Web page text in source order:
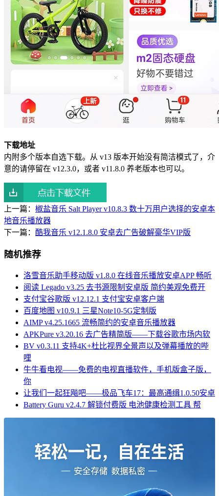
下载地址
内附多个版本自选下载。从 v13 版本开始没有简洁模式了，介
意的请停留在 v12.3.0，或者 v11.8.0 养老版本也可以。
上一篇： 椒盐音乐 Salt Player v10.8.3 数十万用户选择的安卓本
地音乐播放器
下一篇： 酷我音乐 v12.1.8.0 安卓去广告破解豪华VIP版
随机推荐
洛雪音乐助手移动版 v1.8.0 在线音乐播放安卓APP 畅听
阅读 Legado v3.25 去书源限制安卓版 简约美观免费开
支付宝谷歌版 v12.12.1 支付宝安卓客户端
百度地图 v10.9.1 三星Note10-5G定制版
AIMP v4.25.1665 流畅简约的安卓音乐播放器
APKPure v3.20.16 去广告精简版——下载谷歌市场内软
BV v0.3.11 支持4K+杜比视界全景声以及弹幕播放的哔
哩
牛牛看电视——免费的电视直播软件，手机版盒子版，
你
让我们一起狂飚吧——极品飞车17：最高通缉1.0.50安卓
Battery Guru v2.4.7 解锁付费版 电池健康检测工具 帮